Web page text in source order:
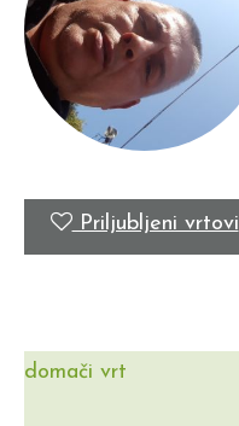
Priljubljeni vrtovi
domači vrt